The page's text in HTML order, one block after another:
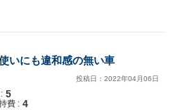
いにも違和感の無い車
投稿日： 2022年04月06日
5
費 : 4